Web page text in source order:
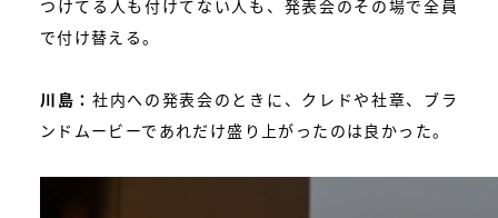
つけてる人も付けてない人も、発表会のその場で全員
で付け替える。
川島： 社内への発表会のときに、クレドや社章、ブラ
ンドムービーであれだけ盛り上がったのは良かった。